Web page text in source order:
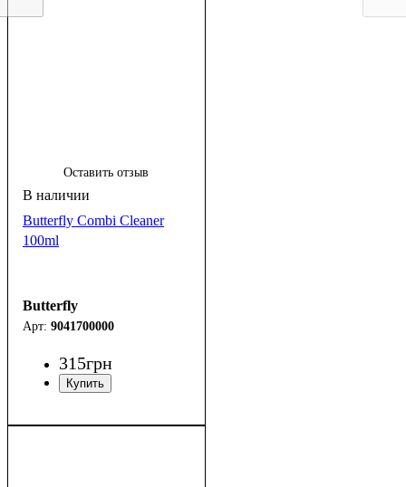
Оставить отзыв
Butterfly Combi Cleaner
100ml
Butterfly
9041700000
315грн